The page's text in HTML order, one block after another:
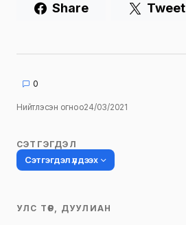
Share Tweet
0
Нийтлэсэн огноо24/03/2021
СЭТГЭГДЭЛ
Сэтгэгдэл үлдээх
УЛС ТӨР, ДУУЛИАН